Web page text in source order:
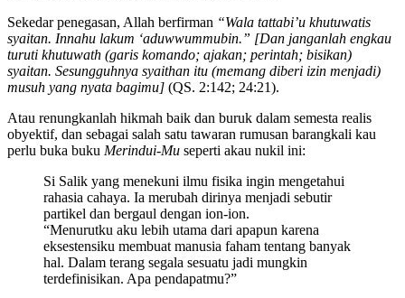
Sekedar penegasan, Allah berfirman “Wala tattabi’u khutuwatis
syaitan. Innahu lakum ‘aduwwummubin.” [Dan janganlah engkau
turuti khutuwath (garis komando; ajakan; perintah; bisikan)
syaitan. Sesungguhnya syaithan itu (memang diberi izin menjadi)
musuh yang nyata bagimu] (QS. 2:142; 24:21).
Atau renungkanlah hikmah baik dan buruk dalam semesta realis
obyektif, dan sebagai salah satu tawaran rumusan barangkali kau
perlu buka buku Merindui-Mu seperti akau nukil ini:
Si Salik yang menekuni ilmu fisika ingin mengetahui
rahasia cahaya. Ia merubah dirinya menjadi sebutir
partikel dan bergaul dengan ion-ion.
“Menurutku aku lebih utama dari apapun karena
eksestensiku membuat manusia faham tentang banyak
hal. Dalam terang segala sesuatu jadi mungkin
terdefinisikan. Apa pendapatmu?”